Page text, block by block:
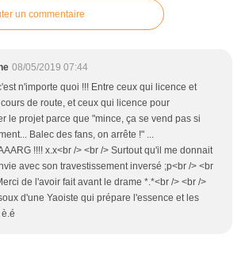
un commentaire
08/05/2019 07:44
n'importe quoi !!! Entre ceux qui licence et
de route, et ceux qui licence pour
le projet parce que "mince, ça se vend pas si
Balec des fans, on arrête !" ...
!!!! x.x<br /> <br /> Surtout qu'il me donnait
avec son travestissement inversé ;p<br /> <br
de l'avoir fait avant le drame *.*<br /> <br />
d'une Yaoiste qui prépare l'essence et les